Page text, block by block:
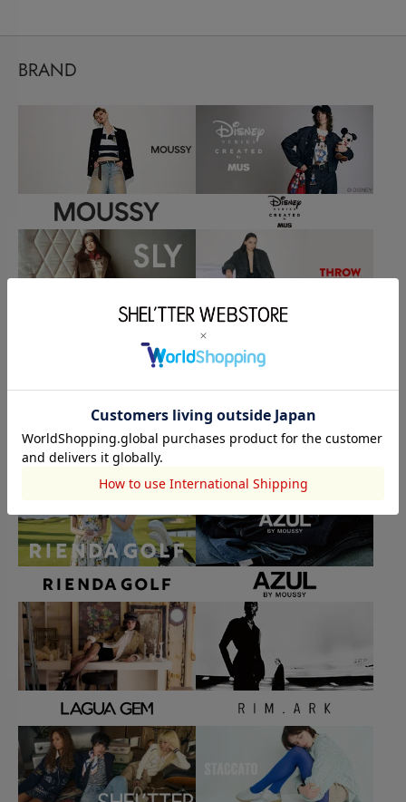
BRAND